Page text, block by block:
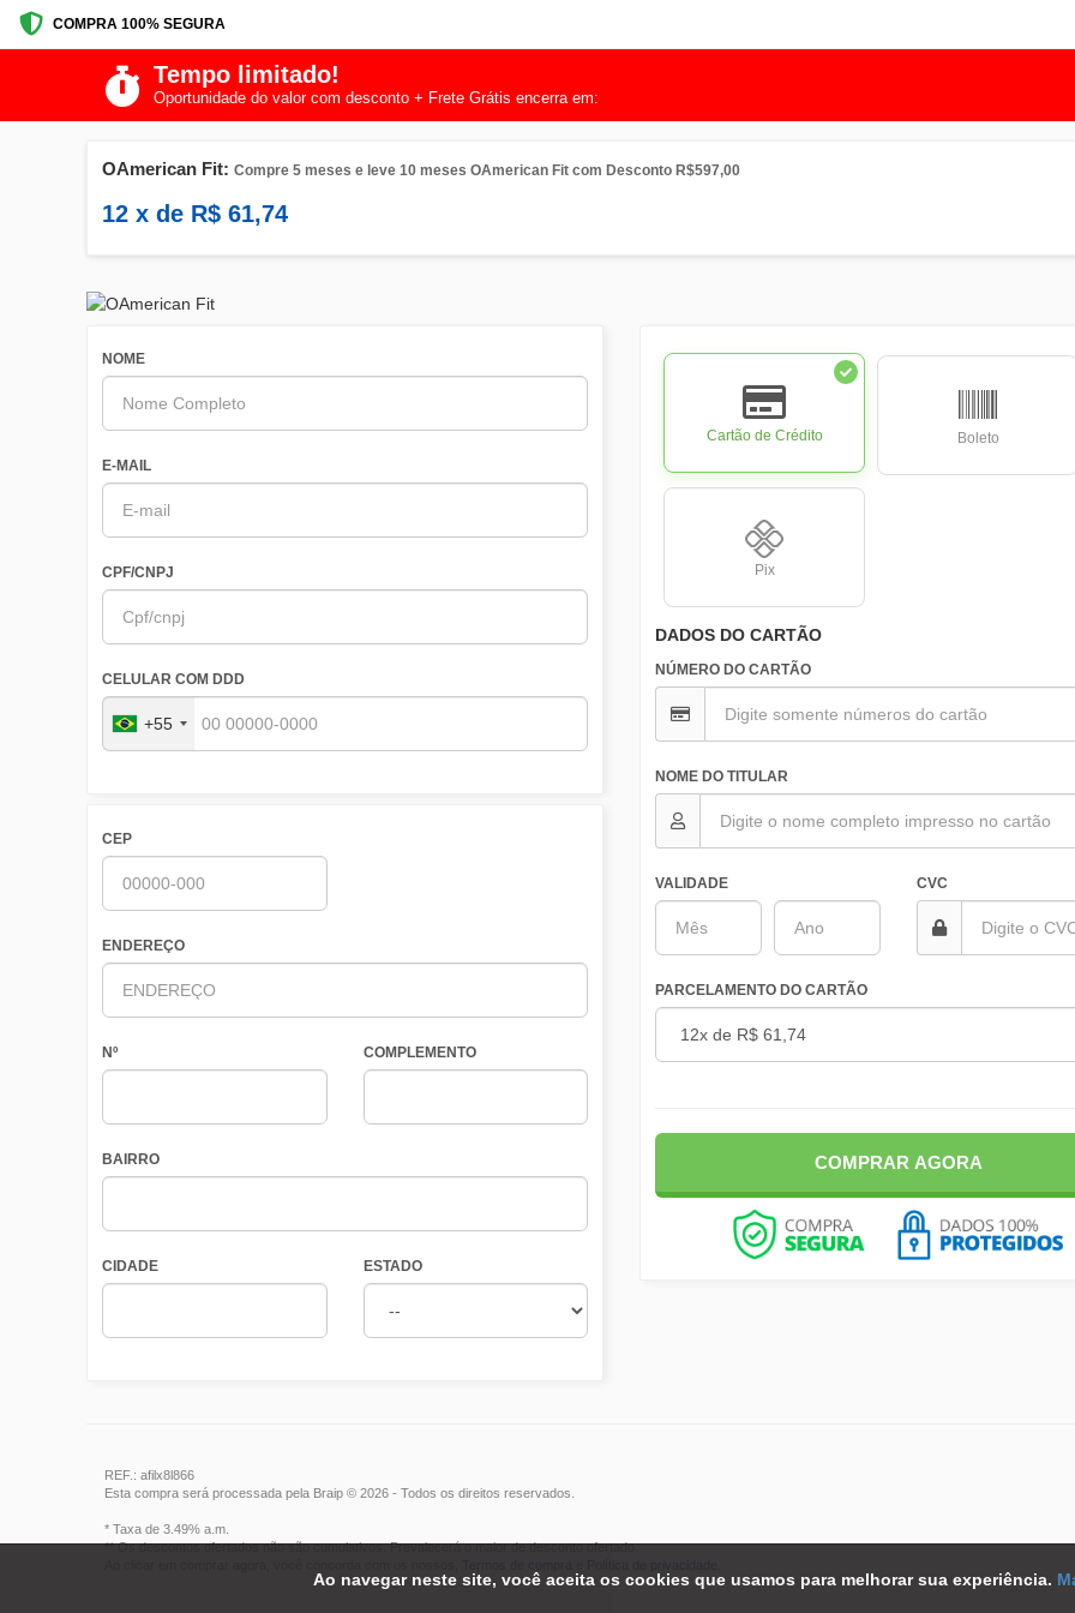
COMPRA 100% SEGURA
Tempo limitado!
Oportunidade do valor com desconto + Frete Grátis encerra em:
OAmerican Fit: Compre 5 meses e leve 10 meses OAmerican Fit com Desconto R$597,00
12 x de R$ 61,74
NOME
E-MAIL
CPF/CNPJ
CELULAR COM DDD
+55
CEP
ENDEREÇO
Nº COMPLEMENTO
BAIRRO
CIDADE ESTADO
Cartão de Crédito Boleto
Pix
DADOS DO CARTÃO
NÚMERO DO CARTÃO
NOME DO TITULAR
VALIDADE CVC
PARCELAMENTO DO CARTÃO
COMPRAR AGORA
REF.: afilx8l866
Esta compra será processada pela Braip © 2026 - Todos os direitos reservados.
* Taxa de 3.49% a.m.
** Os descontos ofertados não são cumulativos. Prevalecerá o maior de desconto ofertado.
Ao navegar neste site, você aceita os cookies que usamos para melhorar sua experiência.